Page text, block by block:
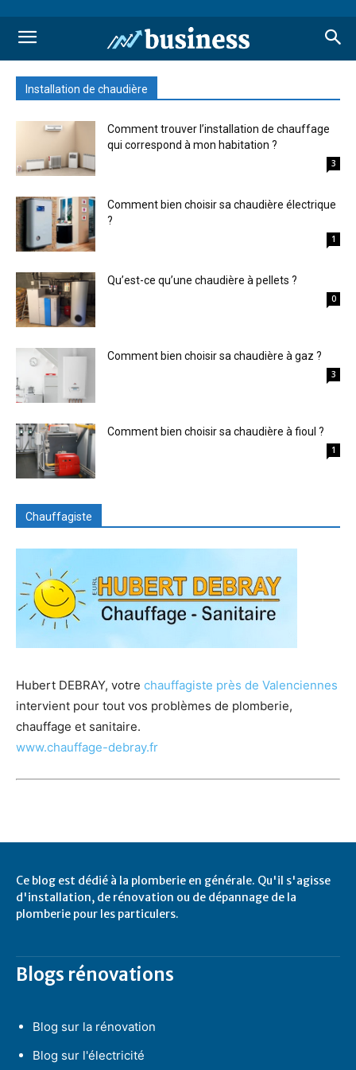
Installation de chaudière
Comment trouver l’installation de chauffage
qui correspond à mon habitation ?
3
Comment bien choisir sa chaudière électrique
?
1
Qu’est-ce qu’une chaudière à pellets ?
0
Comment bien choisir sa chaudière à gaz ?
3
Comment bien choisir sa chaudière à fioul ?
1
Chauffagiste
Hubert DEBRAY, votre chauffagiste près de Valenciennes
intervient pour tout vos problèmes de plomberie,
chauffage et sanitaire.
www.chauffage-debray.fr
Ce blog est dédié à la plomberie en générale. Qu'il s'agisse
d'installation, de rénovation ou de dépannage de la
plomberie pour les particulers.
Blogs rénovations
Blog sur la rénovation
Blog sur l'électricité